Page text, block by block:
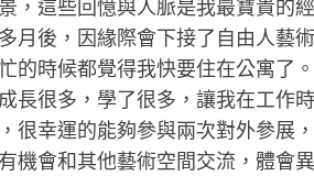
，這些回憶與人脈是我最寶貴的
月後，因緣際會下接了自由人藝
的時候都覺得我快要住在公寓了
長很多，學了很多，讓我在工作
很幸運的能夠參與兩次對外參展
機會和其他藝術空間交流，體會